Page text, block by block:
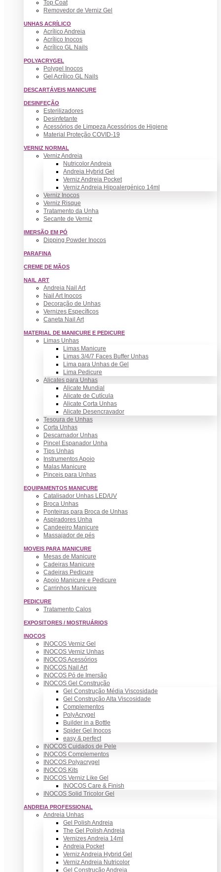
Top Coat
Removedor de Verniz Gel
UNHAS ACRÍLICO
Acrílico Andreia
Acrílico Inocos
Acrílico GL Nails
POLYACRYGEL
Polygel Inocos
Gel Acrílico GL Nails
DESCARTÁVEIS MANICURE
DESINFEÇÃO
Esterilizadores
Desinfetante
Acessórios de Limpeza Acessórios de Higiene
Material Proteção COVID-19
VERNIZ NORMAL
Verniz Andreia
Nutricolor Andreia
Andreia Hybrid Gel
Verniz Andreia Pocket
Verniz Andreia Hipoalergénico 14ml
Verniz Inocos
Verniz Risque
Tratamento da Unha
Secante de Verniz
IMERSÃO EM PÓ
Dipping Powder Inocos
PARAFINA
CREME DE MÃOS
NAIL ART
Andreia Nail Art
Nail Art Inocos
Decoração de Unhas
Vernizes Específicos
Caneta Nail Art
MATERIAL DE MANICURE E PEDICURE
Limas Unhas
Limas Manicure
Limas 3/4/7 Faces Buffer Unhas
Lima para Unhas de Gel
Lima Pedicure
Alicates para Unhas
Alicate Mundial
Alicate de Cutícula
Alicate Corta Unhas
Alicate Desencravador
Tesoura de Unhas
Corta Unhas
Descarnador Unhas
Pincel Espanador Unha
Tips Unhas
Instrumentos Apoio
Malas Manicure
Pinceis para Unhas
EQUIPAMENTOS MANICURE
Catalisador Unhas LED/UV
Broca Unhas
Ponteiras para Broca de Unhas
Aspiradores Unha
Candeeiro Manicure
Massajador de pés
MOVEIS PARA MANICURE
Mesas de Manicure
Cadeiras Manicure
Cadeiras Pedicure
Apoio Manicure e Pedicure
Carrinhos Manicure
PEDICURE
Tratamento Calos
EXPOSITORES / MOSTRUÁRIOS
INOCOS
INOCOS Verniz Gel
INOCOS Verniz Unhas
INOCOS Acessórios
INOCOS Nail Art
INOCOS Pó de Imersão
INOCOS Gel Construção
Gel Construção Média Viscosidade
Gel Construção Alta Viscosidade
Complementos
PolyAcrygel
Builder in a Bottle
Spider Gel Inocos
easy & perfect
INOCOS Cuidados de Pele
INOCOS Complementos
INOCOS Polyacrygel
INOCOS Kits
INOCOS Verniz Like Gel
INOCOS Care & Finish
INOCOS Solid Tricolor Gel
ANDREIA PROFESSIONAL
Andreia Unhas
Gel Polish Andreia
The Gel Polish Andreia
Vernizes Andreia 14ml
Andreia Pocket
Verniz Andreia Hybrid Gel
Verniz Andreia Nutricolor
Gel Construção Andreia